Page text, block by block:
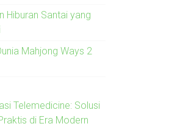
Hiburan Santai yang
Mahjong Ways 2
Telemedicine: Solusi
di Era Modern